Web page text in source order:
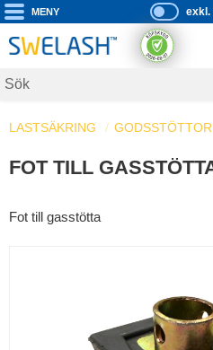
Meny
P
ri
s
s
s
exkl.
LASTSÄKRING
FOT TILL
Fot till gasstötta